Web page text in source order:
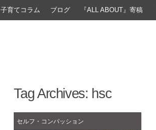
子育てコラム ブログ 『ALL ABOUT』寄稿
Tag Archives: hsc
セルフ・コンパッション